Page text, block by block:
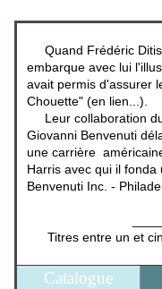
Quand Frédéric Ditis
embarque avec lui
avait permis d'assurer
Chouette" (en lien...).
Leur collaboration
Giovanni Benvenuti
une carrière
Harris avec qui il
Benvenuti Inc. -
Titres entre un et
Catalogue